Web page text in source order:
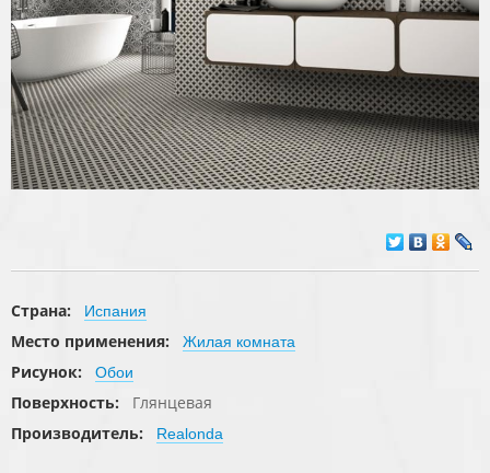
Страна: Испания
Место применения: Жилая комната
Рисунок: Обои
Поверхность:
Глянцевая
Производитель:
Realonda